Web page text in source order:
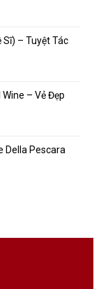
Sĩ) – Tuyệt Tác
– Vẻ Đẹp
Della Pescara